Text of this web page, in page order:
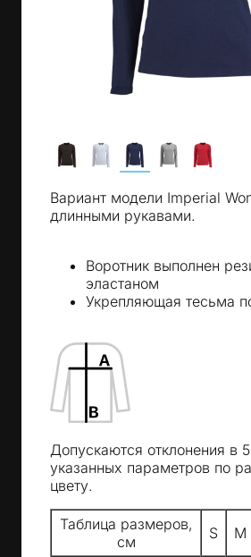
Вариант модели Imperial
длинными рукавами.
Воротник выполнен
эластаном
Укрепляющая тесьма
Допускаются отклонения в
указанных параметров по
цвету.
Таблица размеров,
см
S M